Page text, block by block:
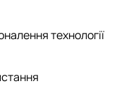
технології